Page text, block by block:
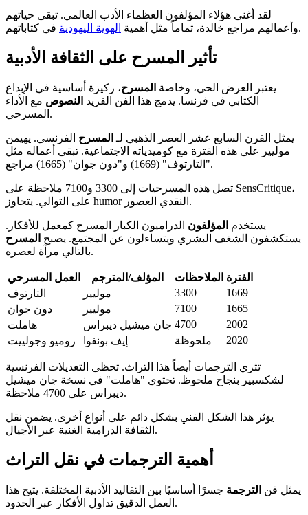
لقد أغنى هؤلاء المؤلفون العظماء الأدب العالمي. تبقى حياتهم
وأعمالهم مراجع خالدة، تماماً مثل أهمية الهوية اليهودية في كتاباتهم.
تأثير المسرح على الثقافة الأدبية
يعتبر العرض الحي، وخاصة المسرح، ركيزة أساسية في الإبداع
الكتابي في فرنسا. يدمج هذا الفن الفريد النصوص مع الأداء
المسرحي.
يمثل القرن السابع عشر العصر الذهبي لـ المسرح الفرنسي. يهيمن
موليير على هذه الفترة مع كوميدياته الاجتماعية. تبقى أعماله مثل
"التارتوف" (1669) و"دون جوان" (1665) مراجع.
تصل هذه المسرحيات إلى 3300 و7100 ملاحظة على SensCritique،
على التوالي. يتجاوز humor النقدي العصور.
يستخدم المؤلفون الدراميون الكبار المسرح كمعمل للأفكار.
يستكشفون الشغف البشري ويتساءلون عن المجتمع. يصبح المسرح
بالتالي مرآة لعصره.
العمل المسرحي المؤلف/المترجم الملاحظات الفترة
التارتوف
موليير 3300
1669
دون جوان
موليير 7100
1665
هاملت
جان ميشيل ديبراس 4700
2002
روميو وجولييت
إيف بونفوا ملحوظة 2020
تثري الترجمات أيضاً هذا التراث. تحظى التعديلات الفرنسية
لشكسبير بنجاح ملحوظ. تحتوي "هاملت" في نسخة جان ميشيل
ديبراس على 4700 ملاحظة.
يؤثر هذا الشكل الفني بشكل دائم على أنواع أخرى. يضمن نقل
الثقافة الدرامية الغنية عبر الأجيال.
أهمية الترجمات في نقل التراث
يمثل فن الترجمة جسرًا أساسيًا بين التقاليد الأدبية المختلفة. يتيح هذا
العمل الدقيق تداول الأفكار عبر الحدود.